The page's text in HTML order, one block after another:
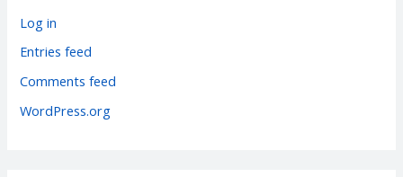
r
i
Log in
Entries feed
Comments feed
WordPress.org